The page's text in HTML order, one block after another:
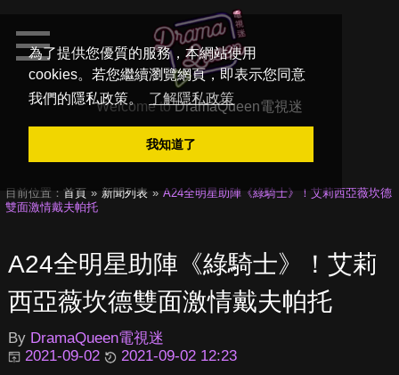
為了提供您優質的服務，本網站使用
cookies。若您繼續瀏覽網頁，即表示您同意
我們的隱私政策。
了解隱私政策
我知道了
Welcome toDramaQueen電視迷
目前位置： 首頁 新聞列表
A24全明星助陣《綠騎士》！艾莉西亞薇坎德
雙面激情戴夫帕托
A24全明星助陣《綠騎士》！艾莉
西亞薇坎德雙面激情戴夫帕托
By DramaQueen電視迷
2021-09-02
2021-09-02 12:23